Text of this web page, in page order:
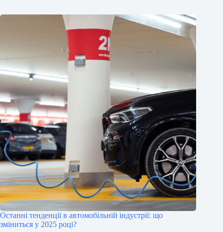
Останні тенденції в автомобільній індустрії: що
зміниться у 2025 році?